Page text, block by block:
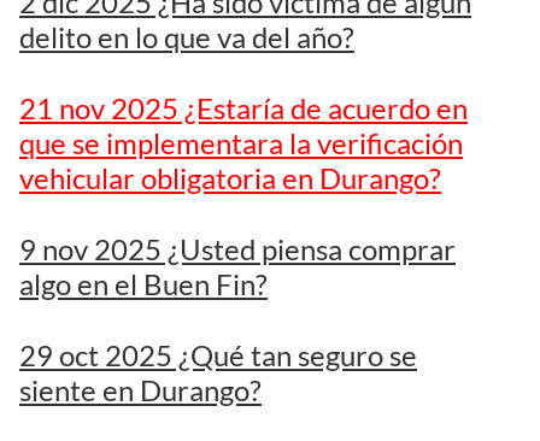
delito en lo que va del año?
21 nov 2025 ¿Estaría de acuerdo en
que se implementara la verificación
vehicular obligatoria en Durango?
9 nov 2025 ¿Usted piensa comprar
algo en el Buen Fin?
29 oct 2025 ¿Qué tan seguro se
siente en Durango?